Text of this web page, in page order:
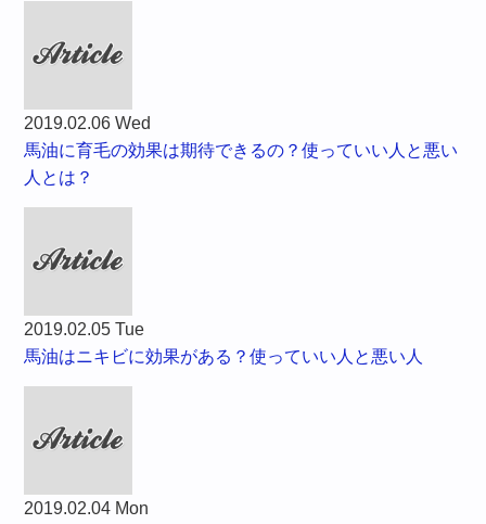
2019.02.06 Wed
馬油に育毛の効果は期待できるの？使っていい人と悪い
人とは？
2019.02.05 Tue
馬油はニキビに効果がある？使っていい人と悪い人
2019.02.04 Mon